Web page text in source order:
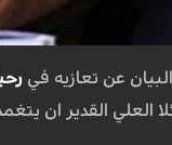
عن تعازيه في
العلي القدير ان